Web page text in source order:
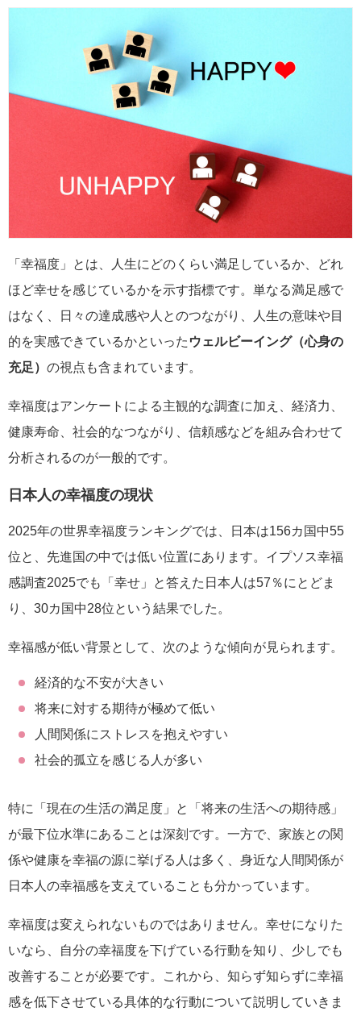
「幸福度」とは、人生にどのくらい満足しているか、どれ
ほど幸せを感じているかを示す指標です。単なる満足感で
はなく、日々の達成感や人とのつながり、人生の意味や目
的を実感できているかといった ウェルビーイング（心身の
充足） の視点も含まれています。
幸福度はアンケートによる主観的な調査に加え、経済力、
健康寿命、社会的なつながり、信頼感などを組み合わせて
分析されるのが一般的です。
日本人の幸福度の現状
2025年の世界幸福度ランキングでは、日本は156カ国中55
位と、先進国の中では低い位置にあります。イプソス幸福
感調査2025でも「幸せ」と答えた日本人は57％にとどま
り、30カ国中28位という結果でした。
幸福感が低い背景として、次のような傾向が見られます。
経済的な不安が大きい
将来に対する期待が極めて低い
人間関係にストレスを抱えやすい
社会的孤立を感じる人が多い
特に「現在の生活の満足度」と「将来の生活への期待感」
が最下位水準にあることは深刻です。一方で、家族との関
係や健康を幸福の源に挙げる人は多く、身近な人間関係が
日本人の幸福感を支えていることも分かっています。
幸福度は変えられないものではありません。幸せになりた
いなら、自分の幸福度を下げている行動を知り、少しでも
改善することが必要です。これから、知らず知らずに幸福
感を低下させている具体的な行動について説明していきま